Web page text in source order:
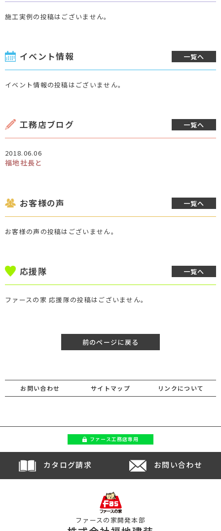
施工実例の投稿はございません。
イベント情報 一覧へ
イベント情報の投稿はございません。
工務店ブログ 一覧へ
2018.06.06
福地社長と
お客様の声 一覧へ
お客様の声の投稿はございません。
応援隊 一覧へ
ファースの家 応援隊の投稿はございません。
前のページに戻る
お問い合わせ サイトマップ リンクについて
ファース工務店専用
カタログ請求 お問い合わせ
ファースの家開発本部